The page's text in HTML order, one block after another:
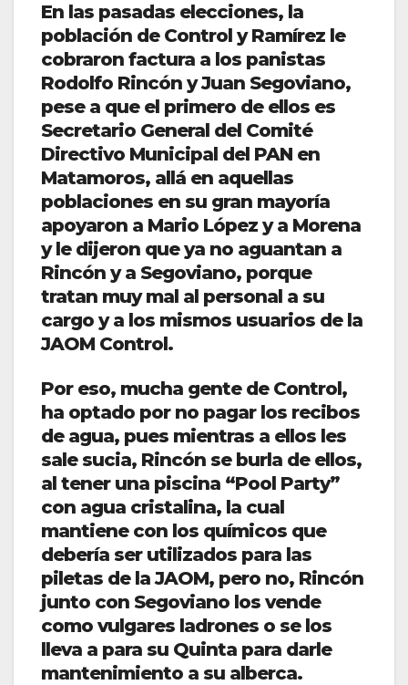
En las pasadas elecciones, la
población de Control y Ramírez le
cobraron factura a los panistas
Rodolfo Rincón y Juan Segoviano,
pese a que el primero de ellos es
Secretario General del Comité
Directivo Municipal del PAN en
Matamoros, allá en aquellas
poblaciones en su gran mayoría
apoyaron a Mario López y a Morena
y le dijeron que ya no aguantan a
Rincón y a Segoviano, porque
tratan muy mal al personal a su
cargo y a los mismos usuarios de la
JAOM Control.
Por eso, mucha gente de Control,
ha optado por no pagar los recibos
de agua, pues mientras a ellos les
sale sucia, Rincón se burla de ellos,
al tener una piscina “Pool Party”
con agua cristalina, la cual
mantiene con los químicos que
debería ser utilizados para las
piletas de la JAOM, pero no, Rincón
junto con Segoviano los vende
como vulgares ladrones o se los
lleva a para su Quinta para darle
mantenimiento a su alberca.